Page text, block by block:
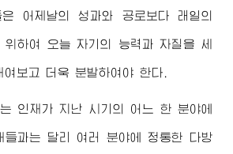
어제날의 성과와 공로보다 래일의
위하여 오늘 자기의 능력과 자질을 세
보고 더욱 분발하여야 한다.
인재가 지난 시기의 어느 한 분야에
들과는 달리 여러 분야에 정통한 다방